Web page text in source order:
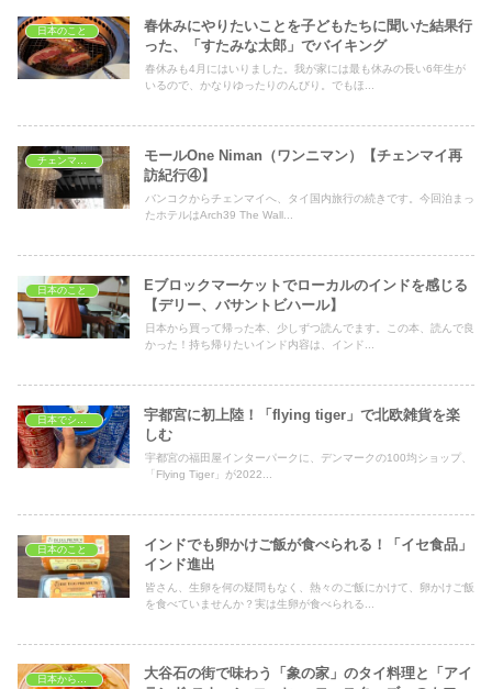
日本のこと
春休みにやりたいことを子どもたちに聞いた結果行
った、「すたみな太郎」でバイキング
春休みも4月にはいりました。我が家には最も休みの長い6年生が
いるので、かなりゆったりのんびり。でもほ...
モールOne Niman（ワンニマン）【チェンマイ再
訪紀行④】
バンコクからチェンマイへ、タイ国内旅行の続きです。今回泊まっ
たホテルはArch39 The Wall...
日本のこと
Eブロックマーケットでローカルのインドを感じる
【デリー、バサントビハール】
日本から買って帰った本、少しずつ読んでます。この本、読んで良
かった！持ち帰りたいインド内容は、インド...
宇都宮に初上陸！「flying tiger」で北欧雑貨を楽
しむ
宇都宮の福田屋インターパークに、デンマークの100均ショップ、
「Flying Tiger」が2022...
日本のこと
インドでも卵かけご飯が食べられる！「イセ食品」
インド進出
皆さん、生卵を何の疑問もなく、熱々のご飯にかけて、卵かけご飯
を食べていませんか？実は生卵が食べられる...
大谷石の街で味わう「象の家」のタイ料理と「アイ